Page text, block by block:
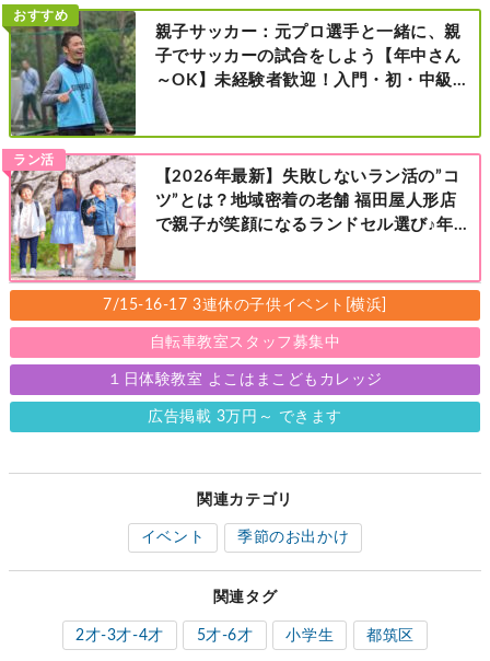
おすすめ
親子サッカー：元プロ選手と一緒に、親
子でサッカーの試合をしよう【年中さん
～OK】未経験者歓迎！入門・初・中級の
ラン活
【2026年最新】失敗しないラン活の”コ
ツ”とは？地域密着の老舗 福田屋人形店
で親子が笑顔になるランドセル選び♪年
店・町田店・マルイファミリー溝口店］
7/15-16-17 3連休の子供イベント[横浜]
自転車教室スタッフ募集中
１日体験教室 よこはまこどもカレッジ
広告掲載 3万円～ できます
関連カテゴリ
イベント 季節のお出かけ
関連タグ
2才-3才-4才 5才-6才 小学生 都筑区